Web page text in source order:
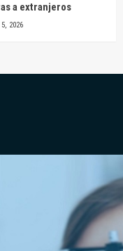
a extranjeros
2026